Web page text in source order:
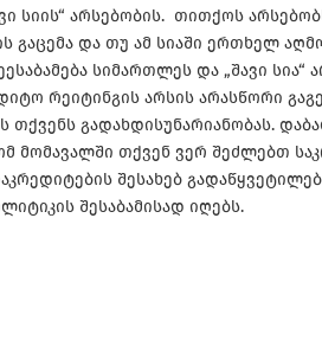
სიის“ არსებობის. თითქოს
გაცემა და თუ ამ სიაში ერთხელ
სიმართლეს და „შავი სია“
რეიტინგის არსის არასწორი
გადახდისუნარიანობას.
მომავალში თქვენ ვერ შეძლებთ
შესახებ
შესაბამისად იღებს.